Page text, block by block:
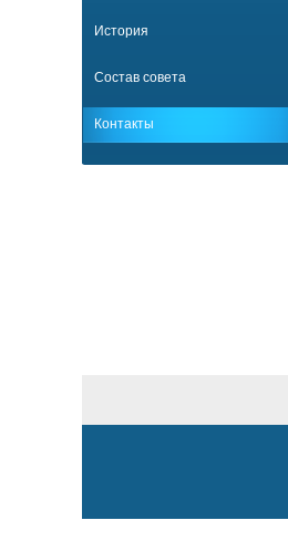
История
Состав совета
Контакты